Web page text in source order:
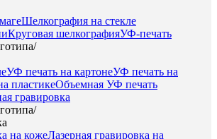
Шелкография на стекле
Круговая шелкографияУФ-печать
/
УФ печать на картонеУФ печать на
пластикеОбъемная УФ печать
гравировка
/
на кожеЛазерная гравировка на